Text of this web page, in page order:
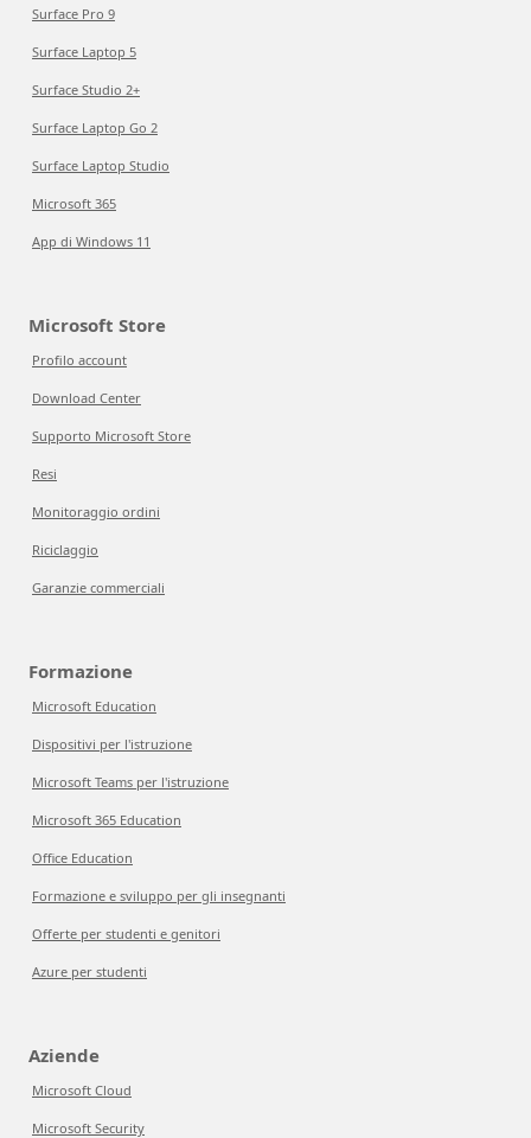
Surface Pro 9
Surface Laptop 5
Surface Studio 2+
Surface Laptop Go 2
Surface Laptop Studio
Microsoft 365
App di Windows 11
Microsoft Store
Profilo account
Download Center
Supporto Microsoft Store
Resi
Monitoraggio ordini
Riciclaggio
Garanzie commerciali
Formazione
Microsoft Education
Dispositivi per l'istruzione
Microsoft Teams per l'istruzione
Microsoft 365 Education
Office Education
Formazione e sviluppo per gli insegnanti
Offerte per studenti e genitori
Azure per studenti
Aziende
Microsoft Cloud
Microsoft Security